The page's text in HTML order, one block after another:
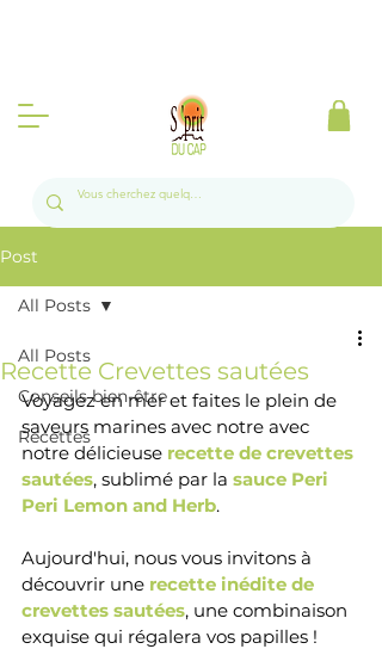
Post
All Posts
Conseils bien-être
Recettes
All Posts
Recette Crevettes sautées
Voyagez en mer et faites le plein de
saveurs marines avec notre avec
notre délicieuse recette de crevettes
sautées, sublimé par la sauce Peri
Peri Lemon and Herb.
Aujourd'hui, nous vous invitons à
découvrir une recette inédite de
crevettes sautées, une combinaison
exquise qui régalera vos papilles !